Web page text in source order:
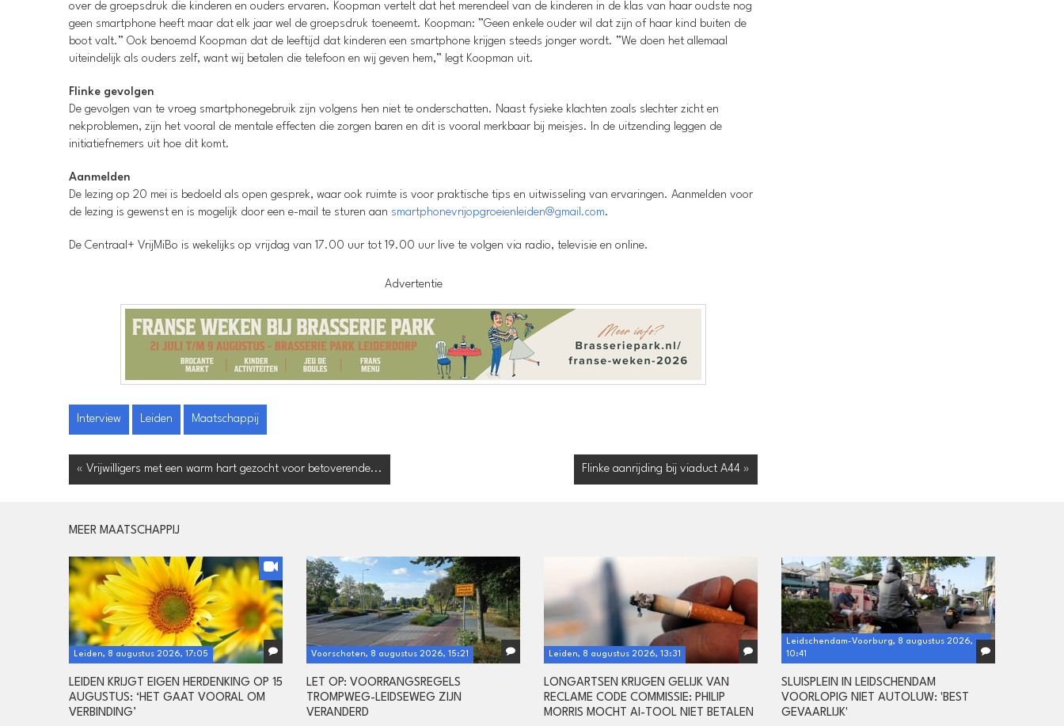
over de groepsdruk die kinderen en ouders ervaren. Koopman vertelt dat het merendeel van de kinderen in de klas van haar oudste nog
geen smartphone heeft maar dat elk jaar wel de groepsdruk toeneemt. Koopman: ”Geen enkele ouder wil dat zijn of haar kind buiten de
boot valt.” Ook benoemd Koopman dat de leeftijd dat kinderen een smartphone krijgen steeds jonger wordt. ”We doen het allemaal
uiteindelijk als ouders zelf, want wij betalen die telefoon en wij geven hem,” legt Koopman uit.
Flinke gevolgen
De gevolgen van te vroeg smartphonegebruik zijn volgens hen niet te onderschatten. Naast fysieke klachten zoals slechter zicht en
nekproblemen, zijn het vooral de mentale effecten die zorgen baren en dit is vooral merkbaar bij meisjes. In de uitzending leggen de
initiatiefnemers uit hoe dit komt.
Aanmelden
De lezing op 20 mei is bedoeld als open gesprek, waar ook ruimte is voor praktische tips en uitwisseling van ervaringen. Aanmelden voor
de lezing is gewenst en is mogelijk door een e-mail te sturen aan smartphonevrijopgroeienleiden@gmail.com.
De Centraal+ VrijMiBo is wekelijks op vrijdag van 17.00 uur tot 19.00 uur live te volgen via radio, televisie en online.
Advertentie
Interview Leiden Maatschappij
« Vrijwilligers met een warm hart gezocht voor betoverende... Flinke aanrijding bij viaduct A44 »
MEER MAATSCHAPPIJ
Leiden, 8 augustus 2026, 17:05
LEIDEN KRIJGT EIGEN HERDENKING OP 15
AUGUSTUS: ‘HET GAAT VOORAL OM
VERBINDING’
Voorschoten, 8 augustus 2026, 15:21
LET OP: VOORRANGSREGELS
TROMPWEG-LEIDSEWEG ZIJN
VERANDERD
Leiden, 8 augustus 2026, 13:31
LONGARTSEN KRIJGEN GELIJK VAN
RECLAME CODE COMMISSIE: PHILIP
MORRIS MOCHT AI-TOOL NIET BETALEN
Leidschendam-Voorburg, 8 augustus 2026,
10:41
SLUISPLEIN IN LEIDSCHENDAM
VOORLOPIG NIET AUTOLUW: 'BEST
GEVAARLIJK'